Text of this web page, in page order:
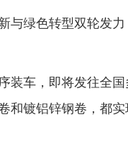
与绿色转型双轮发
装车，即将发往全
镀铝锌钢卷，都